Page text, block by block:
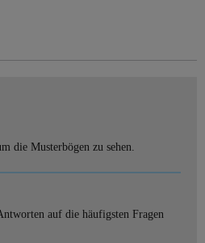
die Musterbögen zu sehen.
auf die häufigsten Fragen